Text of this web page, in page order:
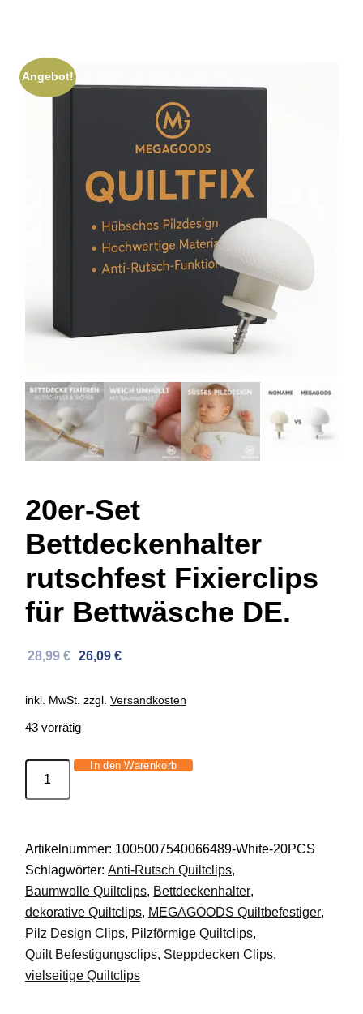
Angebot!
20er-Set
Bettdeckenhalter
rutschfest Fixierclips
für Bettwäsche DE.
Ursprünglicher
war:
28,99 € Aktueller
ist:
26,09 €
inkl. MwSt. zzgl. Versandkosten
43 vorrätig
Fixierclips
für
Bettwäsche
DE.
Menge
In den Warenkorb
Artikelnummer: 1005007540066489-White-20PCS
Schlagwörter: Anti-Rutsch Quiltclips,
Baumwolle Quiltclips, Bettdeckenhalter,
dekorative Quiltclips, MEGAGOODS Quiltbefestiger,
Pilz Design Clips, Pilzförmige Quiltclips,
Quilt Befestigungsclips, Steppdecken Clips,
vielseitige Quiltclips